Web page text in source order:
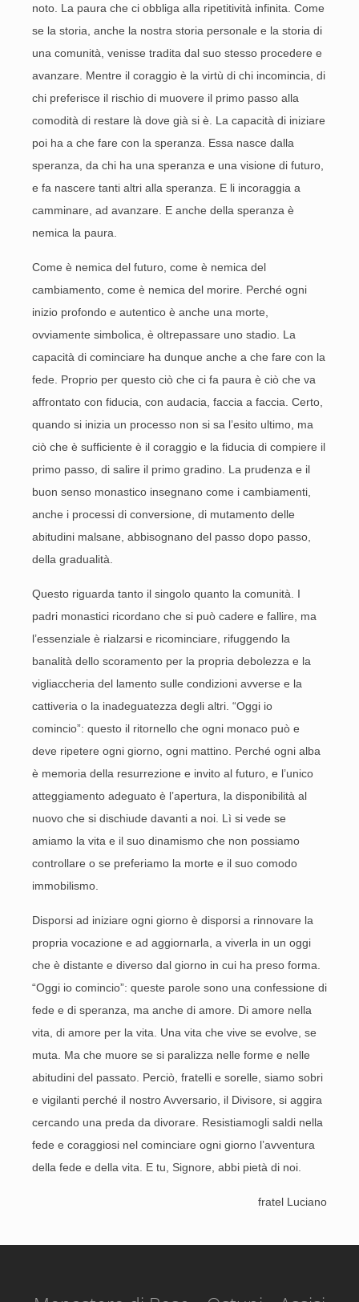
noto. La paura che ci obbliga alla ripetitività infinita. Come
se la storia, anche la nostra storia personale e la storia di
una comunità, venisse tradita dal suo stesso procedere e
avanzare. Mentre il coraggio è la virtù di chi incomincia, di
chi preferisce il rischio di muovere il primo passo alla
comodità di restare là dove già si è. La capacità di iniziare
poi ha a che fare con la speranza. Essa nasce dalla
speranza, da chi ha una speranza e una visione di futuro,
e fa nascere tanti altri alla speranza. E li incoraggia a
camminare, ad avanzare. E anche della speranza è
nemica la paura.
Come è nemica del futuro, come è nemica del
cambiamento, come è nemica del morire. Perché ogni
inizio profondo e autentico è anche una morte,
ovviamente simbolica, è oltrepassare uno stadio. La
capacità di cominciare ha dunque anche a che fare con la
fede. Proprio per questo ciò che ci fa paura è ciò che va
affrontato con fiducia, con audacia, faccia a faccia. Certo,
quando si inizia un processo non si sa l’esito ultimo, ma
ciò che è sufficiente è il coraggio e la fiducia di compiere il
primo passo, di salire il primo gradino. La prudenza e il
buon senso monastico insegnano come i cambiamenti,
anche i processi di conversione, di mutamento delle
abitudini malsane, abbisognano del passo dopo passo,
della gradualità.
Questo riguarda tanto il singolo quanto la comunità. I
padri monastici ricordano che si può cadere e fallire, ma
l’essenziale è rialzarsi e ricominciare, rifuggendo la
banalità dello scoramento per la propria debolezza e la
vigliaccheria del lamento sulle condizioni avverse e la
cattiveria o la inadeguatezza degli altri. “Oggi io
comincio”: questo il ritornello che ogni monaco può e
deve ripetere ogni giorno, ogni mattino. Perché ogni alba
è memoria della resurrezione e invito al futuro, e l’unico
atteggiamento adeguato è l’apertura, la disponibilità al
nuovo che si dischiude davanti a noi. Lì si vede se
amiamo la vita e il suo dinamismo che non possiamo
controllare o se preferiamo la morte e il suo comodo
immobilismo.
Disporsi ad iniziare ogni giorno è disporsi a rinnovare la
propria vocazione e ad aggiornarla, a viverla in un oggi
che è distante e diverso dal giorno in cui ha preso forma.
“Oggi io comincio”: queste parole sono una confessione di
fede e di speranza, ma anche di amore. Di amore nella
vita, di amore per la vita. Una vita che vive se evolve, se
muta. Ma che muore se si paralizza nelle forme e nelle
abitudini del passato. Perciò, fratelli e sorelle, siamo sobri
e vigilanti perché il nostro Avversario, il Divisore, si aggira
cercando una preda da divorare. Resistiamogli saldi nella
fede e coraggiosi nel cominciare ogni giorno l’avventura
della fede e della vita. E tu, Signore, abbi pietà di noi.
fratel Luciano